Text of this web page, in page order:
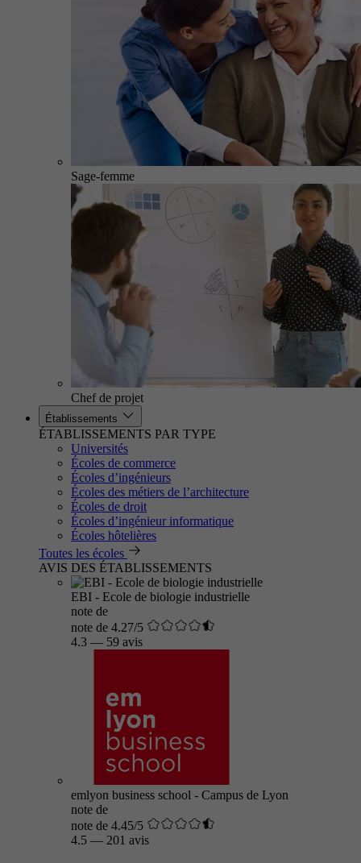
Sage-femme
Chef de projet
Établissements
ÉTABLISSEMENTS PAR TYPE
Universités
Écoles de commerce
Écoles d’ingénieurs
Écoles des métiers de l’architecture
Écoles de droit
Écoles d’ingénieur informatique
Écoles hôtelières
Toutes les écoles
AVIS DES ÉTABLISSEMENTS
EBI - Ecole de biologie industrielle
note de
note de 4.27/5
4.3 — 59 avis
emlyon business school - Campus de Lyon
note de
note de 4.45/5
4.5 — 201 avis